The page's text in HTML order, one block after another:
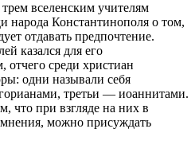
вселенским учителям
народа Константинополя о том,
отдавать предпочтение.
казался для его
отчего среди христиан
одни называли себя
третьи — иоаннитами.
что при взгляде на них в
можно присуждать